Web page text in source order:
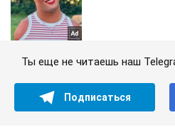
Ты еще не читаешь наш
Подписаться